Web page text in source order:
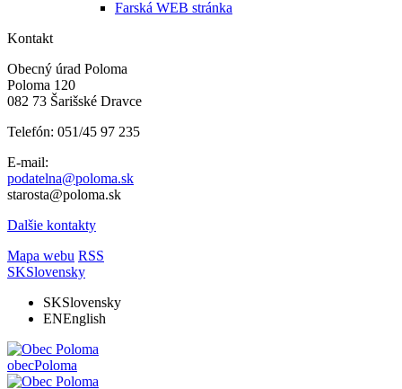
Farská WEB stránka
Kontakt
Obecný úrad Poloma
Poloma 120
082 73 Šarišské Dravce
Telefón: 051/45 97 235
E-mail:
podatelna@poloma.sk
starosta@poloma.sk
Dalšie kontakty
Mapa webu RSS
SKSlovensky
SKSlovensky
ENEnglish
obecPoloma